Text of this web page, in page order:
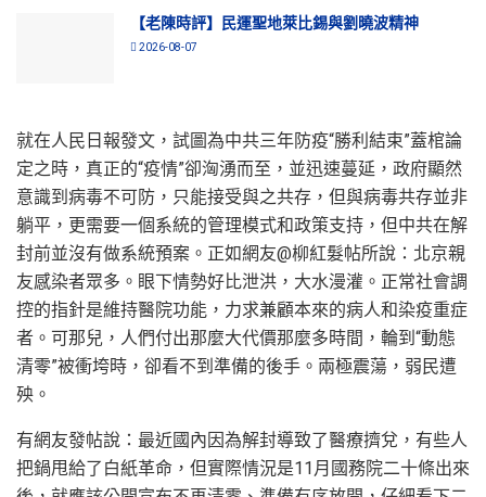
【老陳時評】民運聖地萊比錫與劉曉波精神
2026-08-07
就在人民日報發文，試圖為中共三年防疫“勝利結束”蓋棺論
定之時，真正的“疫情”卻洶湧而至，並迅速蔓延，政府顯然
意識到病毒不可防，只能接受與之共存，但與病毒共存並非
躺平，更需要一個系統的管理模式和政策支持，但中共在解
封前並沒有做系統預案。正如網友@柳紅髮帖所說：北京親
友感染者眾多。眼下情勢好比泄洪，大水漫灌。正常社會調
控的指針是維持醫院功能，力求兼顧本來的病人和染疫重症
者。可那兒，人們付出那麼大代價那麼多時間，輪到“動態
清零”被衝垮時，卻看不到準備的後手。兩極震蕩，弱民遭
殃。
有網友發帖說：最近國內因為解封導致了醫療擠兌，有些人
把鍋甩給了白紙革命，但實際情況是11月國務院二十條出來